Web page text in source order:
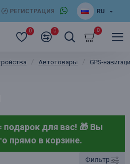
РЕГИСТРАЦИЯ RU
0 0 0
Автотовары GPS-
подарок для вас! 🎁 Вы
прямо в корзине.
Фильтр